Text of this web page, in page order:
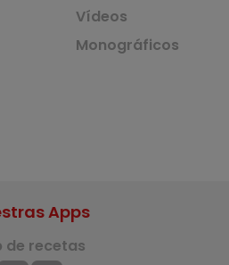
Vídeos
Monográficos
Apps
de recetas